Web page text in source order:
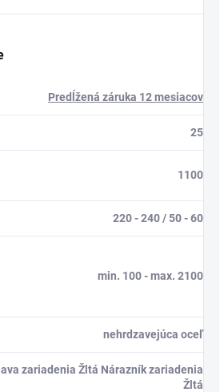
Predĺžená záruka 12 mesiacov
25
1100
220 - 240 / 50 - 60
min. 100 - max. 2100
nehrdzavejúca oceľ
zariadenia Žltá Nárazník zariadenia
Žltá